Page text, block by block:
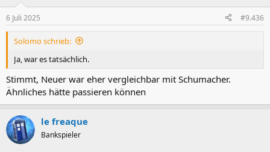
e
n
6 Juli 2025 #9.436
Solomo schrieb:
Ja, war es tatsächlich.
Stimmt, Neuer war eher vergleichbar mit Schumacher.
Ähnliches hätte passieren können
le freaque
Bankspieler